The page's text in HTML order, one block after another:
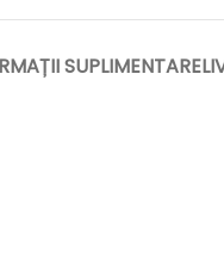
SUPLIMENTARE